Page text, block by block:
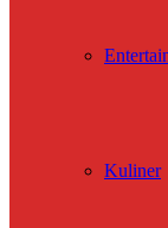
Kuliner